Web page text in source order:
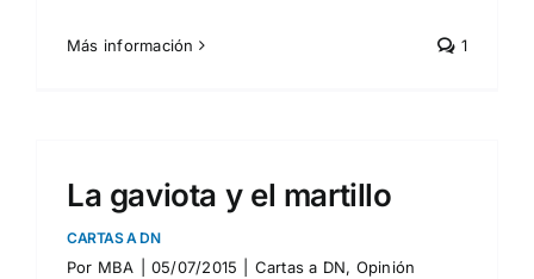
Más información 1
La gaviota y el martillo
CARTAS A DN
Por MBA 05/07/2015 Cartas a DN, Opinión